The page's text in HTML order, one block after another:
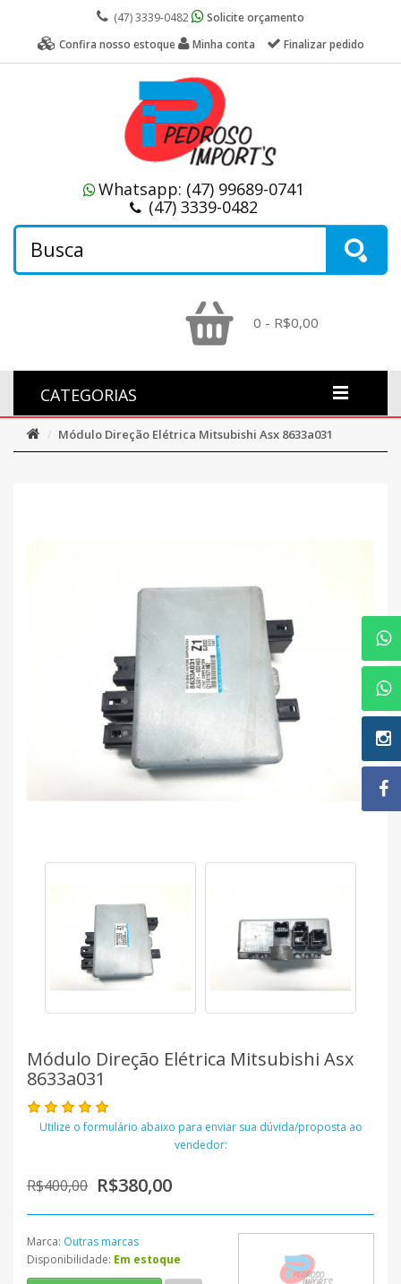
(47) 3339-0482
Solicite orçamento
Confira nosso estoque
Minha conta Finalizar pedido
Whatsapp: (47) 99689-0741
(47) 3339-0482
0 - R$0,00
CATEGORIAS
Módulo Direção Elétrica Mitsubishi Asx 8633a031
Módulo Direção Elétrica Mitsubishi Asx
8633a031
Utilize o formulário abaixo para enviar sua dúvida/proposta ao
vendedor:
R$400,00 R$380,00
Marca: Outras marcas
Disponibilidade: Em estoque